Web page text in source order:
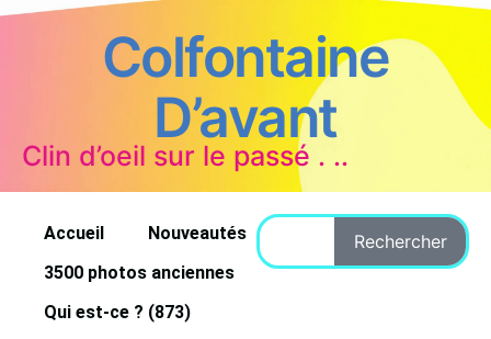
Colfontaine
D’avant
Clin d’oeil sur le passé . ..
Accueil
Nouveautés
3500 photos anciennes
Qui est-ce ? (873)
Rechercher